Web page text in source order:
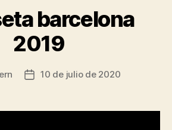
barcelona
2019
Fecha
entrada
10 de julio de 2020